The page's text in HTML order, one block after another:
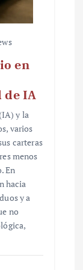
en
de IA
y la
varios
carteras
menos
En
hacia
y a
no